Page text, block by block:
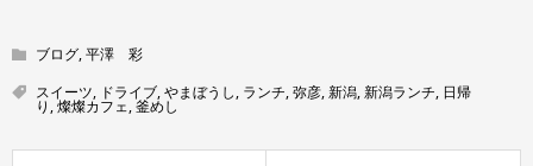
ブログ,平澤 彩
スイーツ, ドライブ,やまぼうし, ランチ,弥彦,新潟,新潟ランチ, 日帰
り ,燦燦カフェ,釜めし